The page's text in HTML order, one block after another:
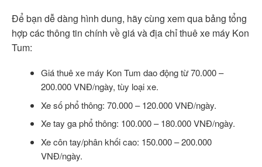
Để bạn dễ dàng hình dung, hãy cùng xem qua bảng tổng
hợp các thông tin chính về giá và địa chỉ thuê xe máy Kon
Tum:
Giá thuê xe máy Kon Tum dao động từ 70.000 –
200.000 VNĐ/ngày, tùy loại xe.
Xe số phổ thông: 70.000 – 120.000 VNĐ/ngày.
Xe tay ga phổ thông: 100.000 – 180.000 VNĐ/ngày.
Xe côn tay/phân khối cao: 150.000 – 200.000
VNĐ/ngày.